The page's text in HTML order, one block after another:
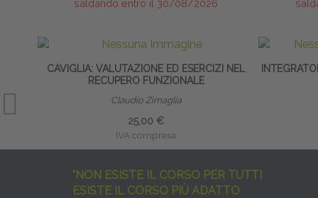
saldando entro il 30/08/2026
CAVIGLIA: VALUTAZIONE ED ESERCIZI NEL
RECUPERO FUNZIONALE
Claudio Zimaglia
25,00 €
IVA compresa
"NON ESISTE IL CORSO PER TUTTI
ESISTE IL CORSO PIÙ ADATTO